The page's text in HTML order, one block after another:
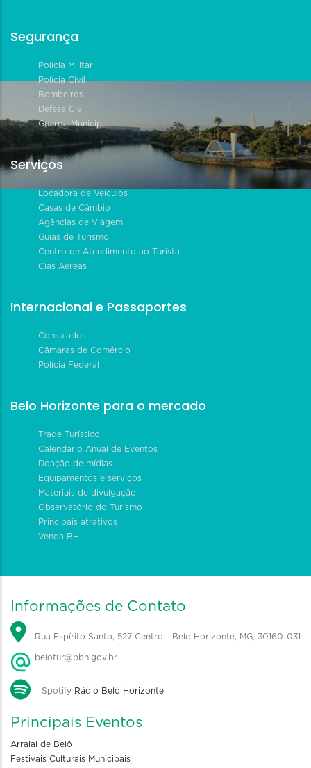
Segurança
Polícia Militar
Polícia Civil
Bombeiros
Defesa Civil
Guarda Municipal
Serviços
Locadora de Veículos
Casas de Câmbio
Agências de Viagem
Guias de Turismo
Centro de Atendimento ao Turista
Cias Aéreas
Internacional e Passaportes
Consulados
Câmaras de Comércio
Polícia Federal
Belo Horizonte para o mercado
Trade Turístico
Calendário Anual de Eventos
Doação de mídias
Equipamentos e serviços
Materiais de divulgação
Observatório do Turismo
Principais atrativos
Venda BH
Informações de Contato
Rua Espírito Santo, 527 Centro - Belo Horizonte, MG, 30160-031
belotur@pbh.gov.br
Spotify Rádio Belo Horizonte
Principais Eventos
Arraial de Belô
Festivais Culturais Municipais